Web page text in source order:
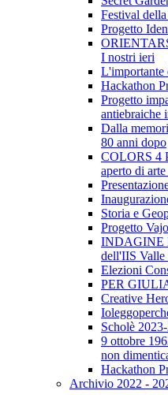
Festival
Progetto
I nostri ieri
L'importante
Hackathon
Progetto
antiebraiche
Dalla
80 anni dopo
COLORS 4
aperto di arte
Storia e
Progetto
INDAGINE
dell'IIS Valle
Elezioni
PER
Creative
Scholè
9 ottobre
non
Hackathon
Archivio 2022 -